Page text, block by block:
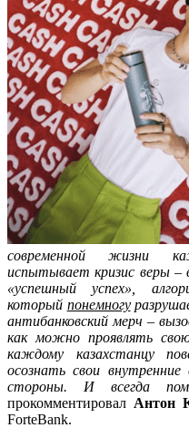
современной жизни
испытывает кризис веры –
«успешный успех»,
который понемногу
антибанковский мерч –
как можно проявлять
каждому казахстанцу
осознать свои
стороны. И всегда
прокомментировал Антон
ForteBank.